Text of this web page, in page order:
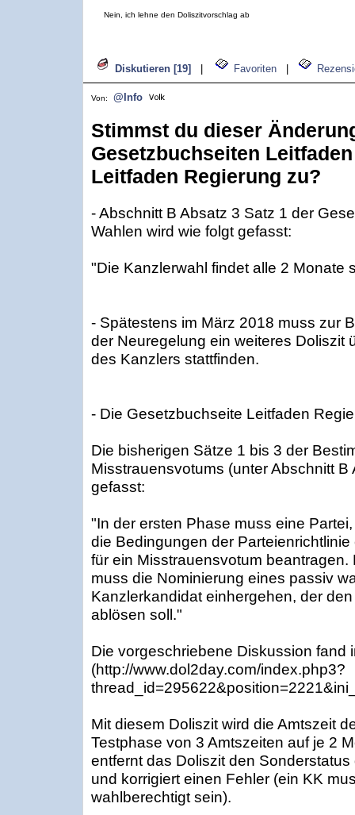
Nein, ich lehne den Doliszitvorschlag ab
Diskutieren [19] Favoriten
Von: @Info
Stimmst du dieser
Gesetzbuchseiten
Leitfaden Regierung zu?
- Abschnitt B Absatz 3 Satz 1 der
Wahlen wird wie folgt gefasst:
"Die Kanzlerwahl findet alle 2 Monate
- Spätestens im März 2018 muss zur
der Neuregelung ein weiteres Doliszit
des Kanzlers stattfinden.
- Die Gesetzbuchseite Leitfaden
Die bisherigen Sätze 1 bis 3 der
Misstrauensvotums (unter Abschnitt
gefasst:
"In der ersten Phase muss eine
die Bedingungen der
für ein Misstrauensvotum
muss die Nominierung eines passiv
Kanzlerkandidat einhergehen, der
ablösen soll."
Die vorgeschriebene Diskussion fand
(http://www.dol2day.com/index.php3?
Mit diesem Doliszit wird die Amtszeit
Testphase von 3 Amtszeiten auf je 2
entfernt das Doliszit den
und korrigiert einen Fehler (ein KK
wahlberechtigt sein).